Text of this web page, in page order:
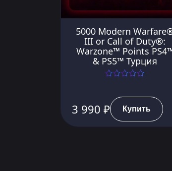
5000 Modern
III or Call of Duty®:
Warzone™ Points
& PS5™ Турция
3 990 ₽ Купить